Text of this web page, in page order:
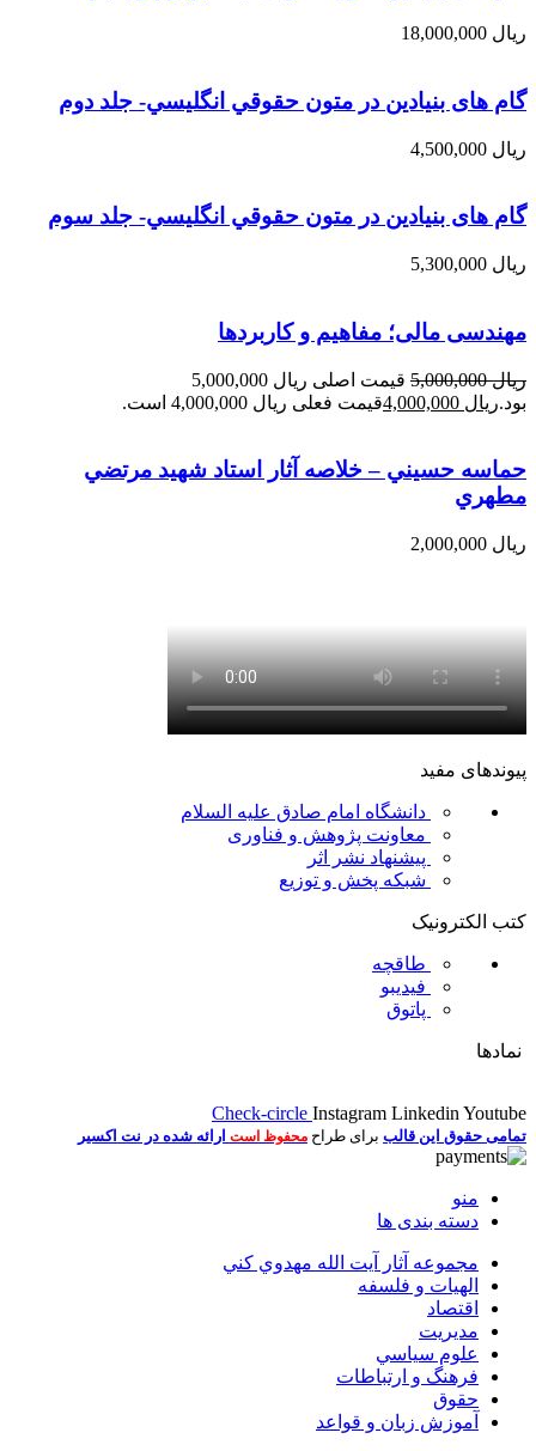
ریال
گام های بنیادین در متون حقوقي انگليسي- جلد دوم
ریال
گام های بنیادین در متون حقوقي انگليسي- جلد سوم
ریال
مهندسی مالی؛ مفاهیم و کاربردها
ریال5,000,000
قیمت اصلی ریال 5,000,000
بود.ریال قیمت فعلی ریال 4,000,000 است.
حماسه حسيني – خلاصه آثار استاد شهيد مرتضي
مطهري
ریال
پیوندهای مفید
دانشگاه امام صادق علیه السلام
معاونت پژوهش و فناوری
پیشنهاد نشر اثر
شبکه پخش و توزیع
کتب الکترونیک
طاقچه
فیدیبو
پاتوق
نمادها
Check-circle Instagram Linkedin Youtube
تمامی حقوق این قالب برای طراح محفوظ است ارائه شده در نت اکسیر
منو
دسته بندی ها
مجموعه آثار آيت الله مهدوي كني
الهیات و فلسفه
اقتصاد
مديريت
علوم سياسي
فرهنگ و ارتباطات
حقوق
آموزش زبان و قواعد